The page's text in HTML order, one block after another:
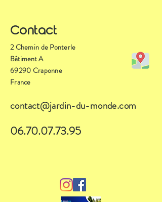
Contact
2 Chemin de Ponterle
Bâtiment A
69290 Craponne
France
contact@jardin-du-monde.com
06.70.07.73.95